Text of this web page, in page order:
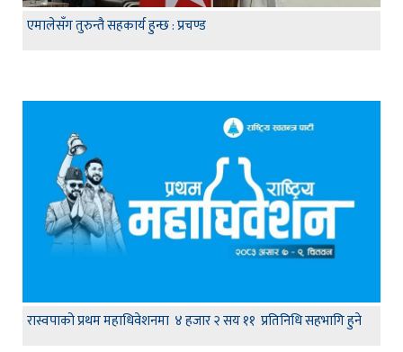
एमालेसँग तुरुन्तै सहकार्य हुन्छ : प्रचण्ड
रास्वपाको प्रथम महाधिवेशनमा ४ हजार २ सय ११ प्रतिनिधि सहभागि हुने